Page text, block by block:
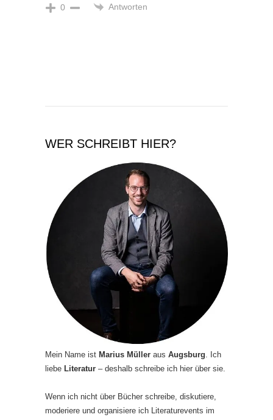
0 Antworten
WER SCHREIBT HIER?
Mein Name ist Marius Müller aus Augsburg . Ich
liebe Literatur – deshalb schreibe ich hier über sie.
Wenn ich nicht über Bücher schreibe, diskutiere,
moderiere und organisiere ich Literaturevents im